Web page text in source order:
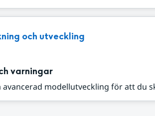
och utveckling
varningar
avancerad modellutveckling för att du